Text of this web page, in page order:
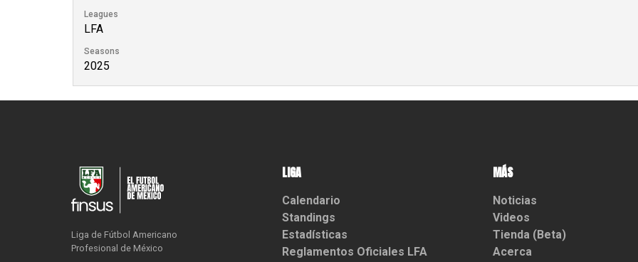
Leagues
LFA
Seasons
2025
Liga de Fútbol Americano
Profesional de México
LIGA
Calendario
Standings
Estadísticas
Reglamentos Oficiales LFA
MÁS
Noticias
Videos
Tienda (Beta)
Acerca